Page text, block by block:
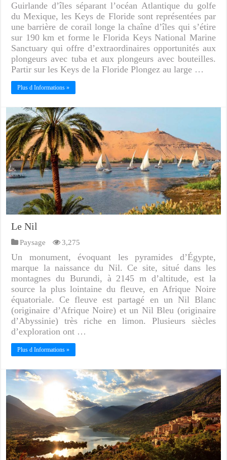
Guirlande d’îles séparant l’océan Atlantique du golfe
du Mexique, les Keys de Floride sont représentées par
une barrière de corail longe la chaîne d’îles qui s’étire
sur 190 km et forme le Florida Keys National Marine
Sanctuary qui offre d’extraordinaires opportunités aux
plongeurs avec tuba et aux plongeurs avec bouteilles.
Partir sur les Keys de la Floride Plongez au large …
Plus d Informations »
Le Nil
Paysage 3,275
Un monument, évoquant les pyramides d’Égypte,
marque la naissance du Nil. Ce site, situé dans les
montagnes du Burundi, à 2145 m d’altitude, est la
source la plus lointaine du fleuve, en Afrique Noire
équatoriale. Ce fleuve est partagé en un Nil Blanc
(originaire d’Afrique Noire) et un Nil Bleu (originaire
d’Abyssinie) très riche en limon. Plusieurs siècles
d’exploration ont …
Plus d Informations »